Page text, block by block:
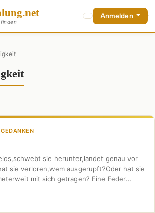
.net Anmelden
sie herunter,landet genau vor
sie verloren,wem ausgerupft?Oder hat sie
mit sich getragen? Eine Feder